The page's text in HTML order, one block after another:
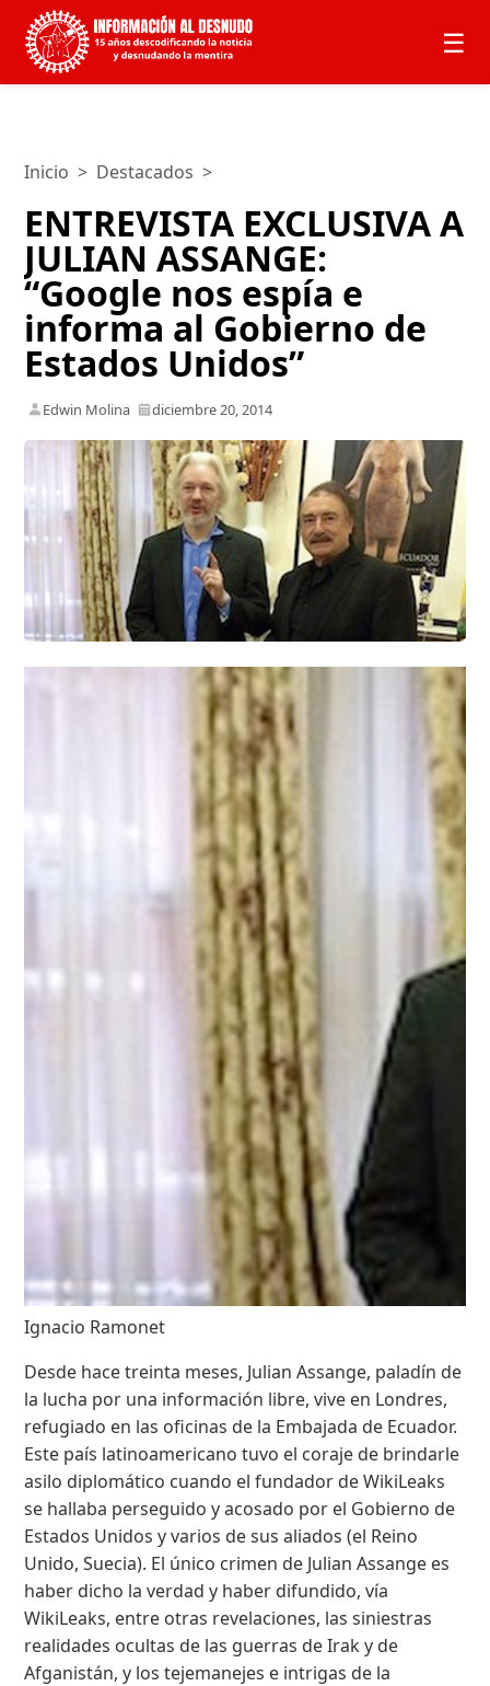
☰
Inicio > Destacados >
ENTREVISTA EXCLUSIVA A
JULIAN ASSANGE:
“Google nos espía e
informa al Gobierno de
Estados Unidos”
Edwin Molina diciembre 20, 2014
Ignacio Ramonet
Desde hace treinta meses, Julian Assange, paladín de
la lucha por una información libre, vive en Londres,
refugiado en las oficinas de la Embajada de Ecuador.
Este país latinoamericano tuvo el coraje de brindarle
asilo diplomático cuando el fundador de WikiLeaks
se hallaba perseguido y acosado por el Gobierno de
Estados Unidos y varios de sus aliados (el Reino
Unido, Suecia). El único crimen de Julian Assange es
haber dicho la verdad y haber difundido, vía
WikiLeaks, entre otras revelaciones, las siniestras
realidades ocultas de las guerras de Irak y de
Afganistán, y los tejemanejes e intrigas de la